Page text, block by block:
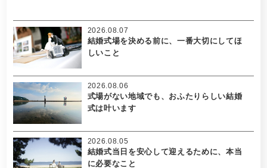
結婚式場を決める前に、一番大切にしてほ
しいこと
2026.08.07
式場がない地域でも、おふたりらしい結婚
式は叶います
2026.08.06
結婚式当日を安心して迎えるために、本当
に必要なこと
2026.08.05